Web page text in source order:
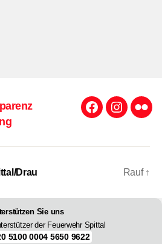
Facebook
Drau Rauf ↑
Sie uns
der Feuerwehr Spittal
5100 0004 5650 9622